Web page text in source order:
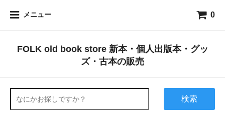
メニュー 0
FOLK old book store 新本・個人出版本・グッ
ズ・古本の販売
検索